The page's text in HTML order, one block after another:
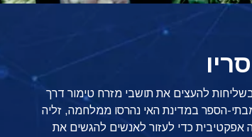
בשליחות להעצים את תושבי מזרח טימור דרך
95 אחוז מבתי-הספר במדינת האי נהרסו ממלחמה, זליה
אפקטיבית כדי לעזור לאנשים להגשים את